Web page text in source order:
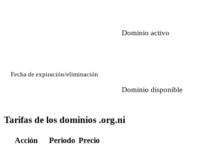
Dominio activo
Fecha de expiración/eliminación
Dominio disponible
Tarifas de los dominios .org.ni
Acción Periodo Precio